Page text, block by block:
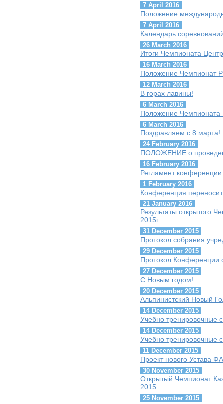
7 April 2016
Положение
7 April 2016
Календарь
26 March 2016
Итоги Чемпионата
16 March 2016
Положение Чемпионат
12 March 2016
В горах лавины!
6 March 2016
Положение Чемпионата
6 March 2016
Поздравляем с 8 марта!
24 February 2016
ПОЛОЖЕНИЕ о
16 February 2016
Регламент конференции
1 February 2016
Конференция
21 January 2016
Результаты открытого
2015г.
31 December 2015
Протокол собрания
29 December 2015
Протокол Конференции
27 December 2015
С Новым годом!
20 December 2015
Альпинистский Новый
14 December 2015
Учебно тренировочные
14 December 2015
Учебно тренировочные
11 December 2015
Проект нового Устава
30 November 2015
Открытый Чемпионат
2015
25 November 2015